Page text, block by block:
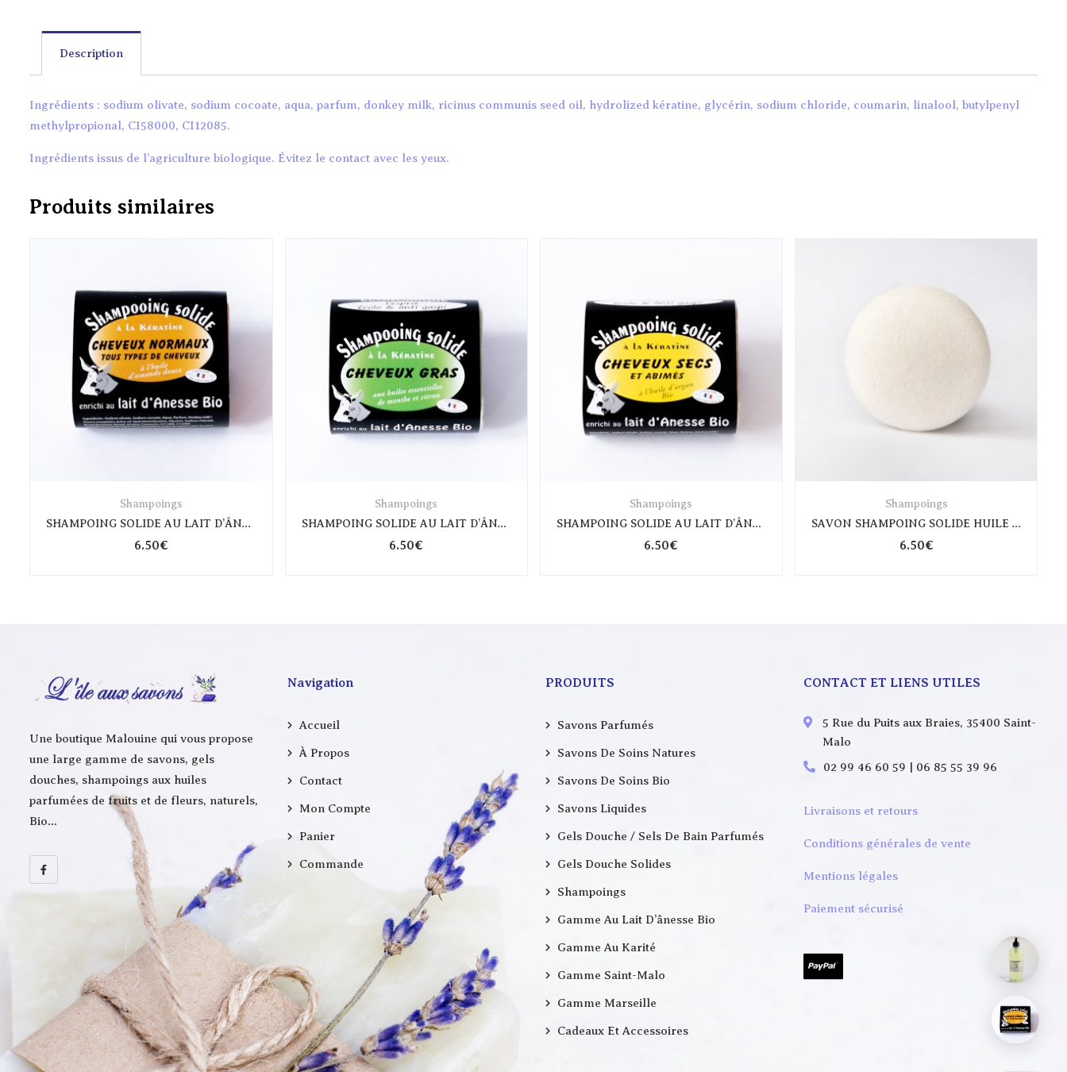
Description
Ingrédients : sodium olivate, sodium cocoate, aqua, parfum, donkey milk, ricinus communis seed oil, hydrolized kératine, glycérin, sodium chloride, coumarin, linalool, butylpenyl
methylpropional, CI58000, CI12085.
Ingrédients issus de l’agriculture biologique. Évitez le contact avec les yeux.
Produits similaires
Shampoings
SHAMPOING SOLIDE AU LAIT D’ÂNESSE CHEVEUX NORMAUX
6.50€
Shampoings
SHAMPOING SOLIDE AU LAIT D’ÂNESSE CHEVEUX GRAS
6.50€
Shampoings
SHAMPOING SOLIDE AU LAIT D’ÂNESSE CHEVEUX SEC ET ABIMÉS
6.50€
Shampoings
SAVON SHAMPOING SOLIDE HUILE DE COCO 60GR
6.50€
Une boutique Malouine qui vous propose
une large gamme de savons, gels
douches, shampoings aux huiles
parfumées de fruits et de fleurs, naturels,
Bio…
Navigation
Accueil
À Propos
Contact
Mon Compte
Panier
Commande
PRODUITS
Savons Parfumés
Savons De Soins Natures
Savons De Soins Bio
Savons Liquides
Gels Douche / Sels De Bain Parfumés
Gels Douche Solides
Shampoings
Gamme Au Lait D’ânesse Bio
Gamme Au Karité
Gamme Saint-Malo
Gamme Marseille
Cadeaux Et Accessoires
CONTACT ET LIENS UTILES
5 Rue du Puits aux Braies, 35400 Saint-
Malo
02 99 46 60 59 | 06 85 55 39 96
Livraisons et retours
Conditions générales de vente
Mentions légales
Paiement sécurisé